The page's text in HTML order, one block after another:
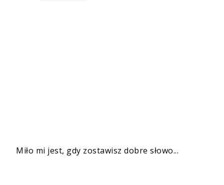
Miło mi jest, gdy zostawisz dobre słowo...